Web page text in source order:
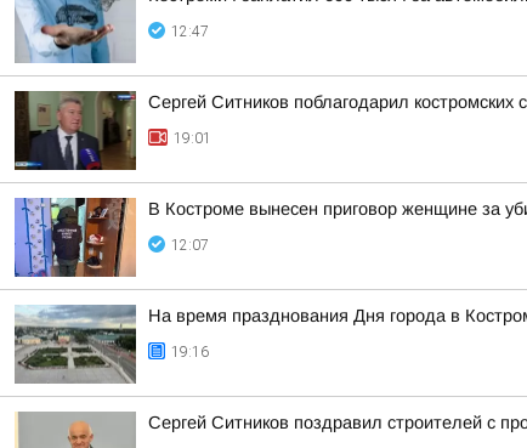
12:47
Сергей Ситников поблагодарил костромских
19:01
В Костроме вынесен приговор женщине за
12:07
На время празднования Дня города в
19:16
Сергей Ситников поздравил строителей с